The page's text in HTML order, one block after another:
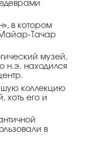
в котором
Тачар
музей,
н.э. находился
коллекцию
хоть его и
в